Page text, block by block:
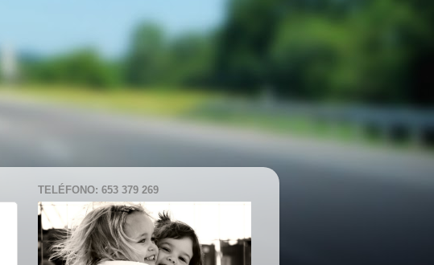
TELÉFONO: 653 379 269